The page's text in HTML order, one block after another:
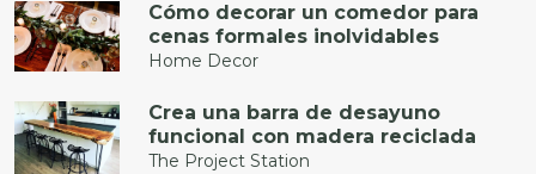
Cómo decorar un comedor para
cenas formales inolvidables
Home Decor
Crea una barra de desayuno
funcional con madera reciclada
The Project Station